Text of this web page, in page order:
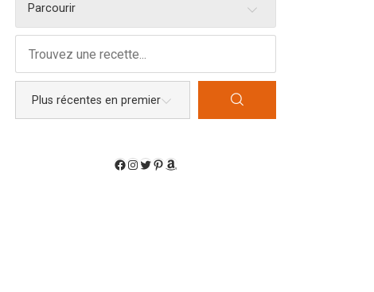
Parcourir